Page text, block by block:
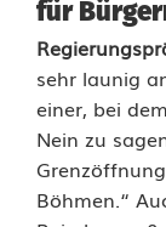
für
sehr launig
einer, bei
Nein zu
Böhmen.“